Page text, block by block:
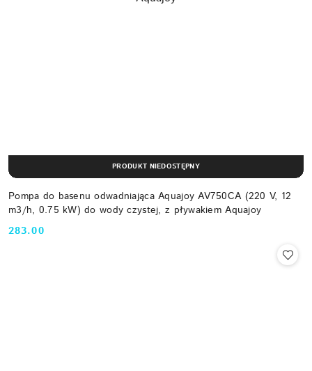
Pompa do basenu odwadniająca Aquajoy AV750CA (220 V, 12
m3/h, 0.75 kW) do wody czystej, z pływakiem Aquajoy
Cena:
283.00
PRODUKT NIEDOSTĘPNY